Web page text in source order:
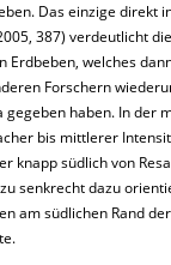
Das einzige direkt
387) verdeutlicht
welches
Forschern
haben. In der
bis mittlerer
knapp südlich von
senkrecht dazu
am südlichen Rand